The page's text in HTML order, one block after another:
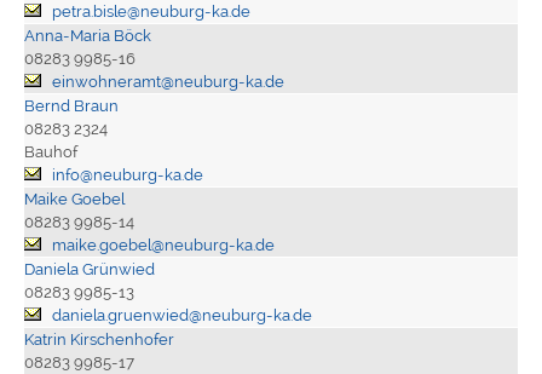
petra.bisle@neuburg-ka.de
Anna-Maria Böck
08283 9985-16
einwohneramt@neuburg-ka.de
Bernd Braun
08283 2324
Bauhof
info@neuburg-ka.de
Maike Goebel
08283 9985-14
maike.goebel@neuburg-ka.de
Daniela Grünwied
08283 9985-13
daniela.gruenwied@neuburg-ka.de
Katrin Kirschenhofer
08283 9985-17